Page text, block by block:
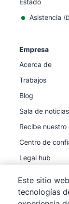
Estado
Asistencia
Empresa
Acerca de
Trabajos
Blog
Sala de noticias
Recibe nuestro
Centro de
Legal hub
Este sitio
tecnologías